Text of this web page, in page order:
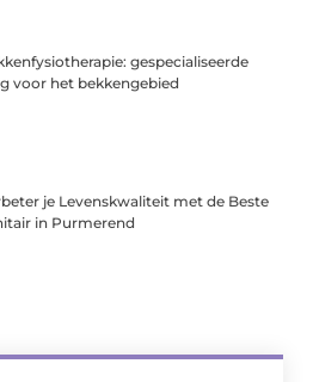
gespecialiseerde
voor het bekkengebied
je Levenskwaliteit met de Beste
in Purmerend